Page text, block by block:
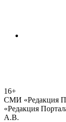
16+
СМИ «Редакция
«Редакция
А.В.